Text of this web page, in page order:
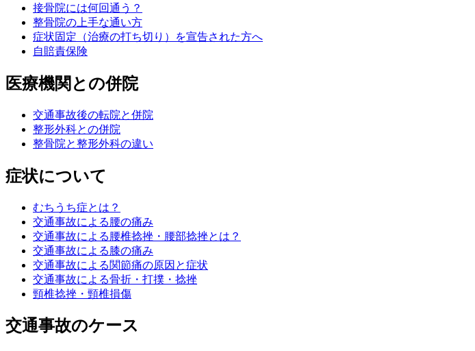
接骨院には何回通う？
整骨院の上手な通い方
症状固定（治療の打ち切り）を宣告された方へ
自賠責保険
医療機関との併院
交通事故後の転院と併院
整形外科との併院
整骨院と整形外科の違い
症状について
むちうち症とは？
交通事故による腰の痛み
交通事故による腰椎捻挫・腰部捻挫とは？
交通事故による膝の痛み
交通事故による関節痛の原因と症状
交通事故による骨折・打撲・捻挫
頸椎捻挫・頸椎損傷
交通事故のケース